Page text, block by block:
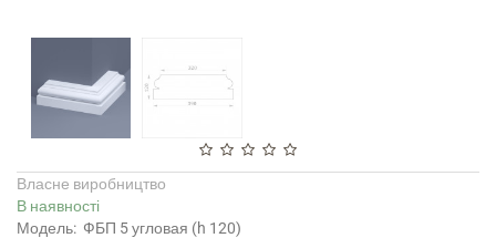
Власне виробництво
В наявності
Модель: ФБП 5 угловая (h 120)